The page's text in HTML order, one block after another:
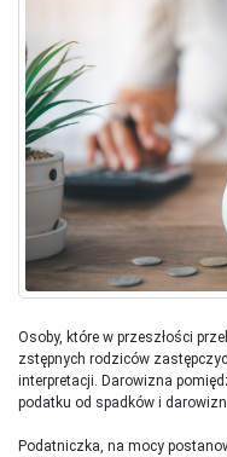
Osoby, które w przeszłości
zstępnych rodziców
interpretacji. Darowizna
podatku od spadków i
Podatniczka, na mocy